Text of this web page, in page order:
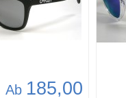
Ab 185,00